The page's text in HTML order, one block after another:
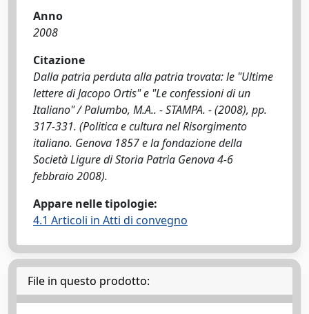
Anno
2008
Citazione
Dalla patria perduta alla patria trovata: le "Ultime
lettere di Jacopo Ortis" e "Le confessioni di un
Italiano" / Palumbo, M.A.. - STAMPA. - (2008), pp.
317-331. (Politica e cultura nel Risorgimento
italiano. Genova 1857 e la fondazione della
Società Ligure di Storia Patria Genova 4-6
febbraio 2008).
Appare nelle tipologie:
4.1 Articoli in Atti di convegno
File in questo prodotto: